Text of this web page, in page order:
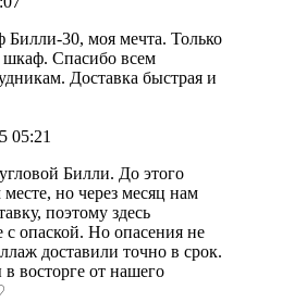
Билли-30, моя мечта. Только
шкаф. Спасибо всем
Доставка быстрая и
05:21
Билли. До этого
но через месяц нам
поэтому здесь
с опаской. Но опасения не
доставили точно в срок.
восторге от нашего